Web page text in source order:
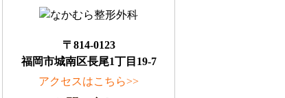
〒814-0123
福岡市城南区長尾1丁目19-7
アクセスはこちら>>